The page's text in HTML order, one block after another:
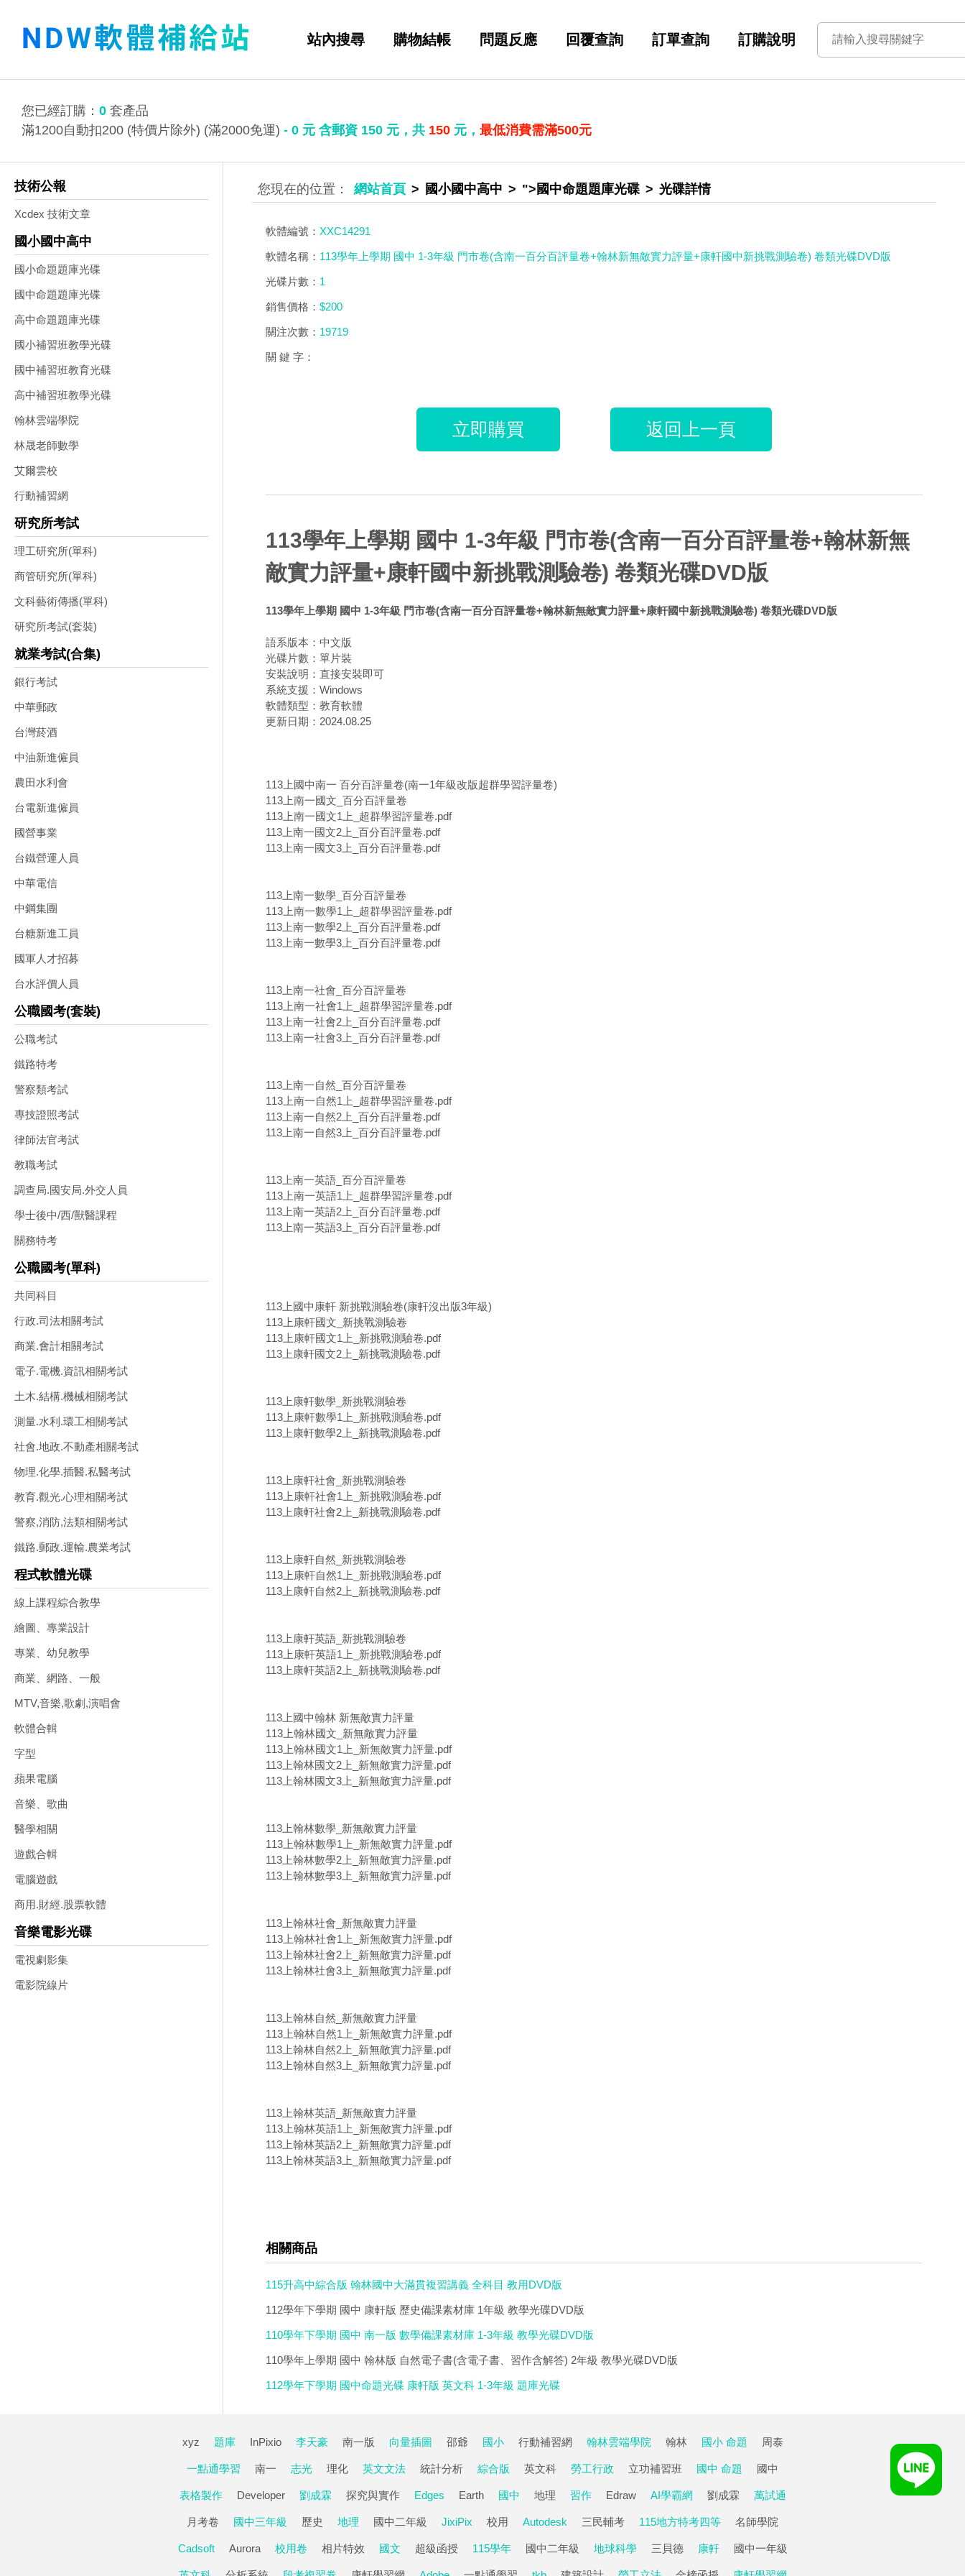
站內搜尋 購物結帳 問題反應 回覆查詢 訂單查詢 訂購說明
您已經訂購： 0 套產品
滿1200自動扣200 (特價片除外) (滿2000免運) - 0 元 含郵資 150 元，共 150 元， 最低消費需滿500元
技術公報
Xcdex 技術文章
國小國中高中
國小命題題庫光碟
國中命題題庫光碟
高中命題題庫光碟
國小補習班教學光碟
國中補習班教育光碟
高中補習班教學光碟
翰林雲端學院
林晟老師數學
艾爾雲校
行動補習網
研究所考試
理工研究所(單科)
商管研究所(單科)
文科藝術傳播(單科)
研究所考試(套裝)
就業考試(合集)
銀行考試
中華郵政
台灣菸酒
中油新進僱員
農田水利會
台電新進僱員
國營事業
台鐵營運人員
中華電信
中鋼集團
台糖新進工員
國軍人才招募
台水評價人員
公職國考(套裝)
公職考試
鐵路特考
警察類考試
專技證照考試
律師法官考試
教職考試
調查局.國安局.外交人員
學士後中/西/獸醫課程
關務特考
公職國考(單科)
共同科目
行政.司法相關考試
商業.會計相關考試
電子.電機.資訊相關考試
土木.結構.機械相關考試
測量.水利.環工相關考試
社會.地政.不動產相關考試
物理.化學.插醫.私醫考試
教育.觀光.心理相關考試
警察,消防,法類相關考試
鐵路.郵政.運輸.農業考試
程式軟體光碟
線上課程綜合教學
繪圖、專業設計
專業、幼兒教學
商業、網路、一般
MTV,音樂,歌劇,演唱會
軟體合輯
字型
蘋果電腦
音樂、歌曲
醫學相關
遊戲合輯
電腦遊戲
商用.財經.股票軟體
音樂電影光碟
電視劇影集
電影院線片
網站首頁 國小國中高中 ">國中命題題庫光碟 光碟詳情
軟體編號：XXC14291
軟體名稱： 113學年上學期 國中 1-3年級 門市卷(含南一百分百評量卷+翰林新無敵實力評量+康軒國中新挑戰測驗卷) 卷類光碟DVD版
光碟片數： 1
銷售價格：$200
關注次數： 19719
關 鍵 字：
立即購買 返回上一頁
113學年上學期 國中 1-3年級 門市卷(含南一百分百評量卷+翰林新無
敵實力評量+康軒國中新挑戰測驗卷) 卷類光碟DVD版
113學年上學期 國中 1-3年級 門市卷(含南一百分百評量卷+翰林新無敵實力評量+康軒國中新挑戰測驗卷) 卷類光碟DVD版
語系版本：中文版
光碟片數：單片裝
安裝說明：直接安裝即可
系統支援：Windows
軟體類型：教育軟體
更新日期：2024.08.25
113上國中南一 百分百評量卷(南一1年級改版超群學習評量卷)
113上南一國文_百分百評量卷
113上南一國文1上_超群學習評量卷.pdf
113上南一國文2上_百分百評量卷.pdf
113上南一國文3上_百分百評量卷.pdf
113上南一數學_百分百評量卷
113上南一數學1上_超群學習評量卷.pdf
113上南一數學2上_百分百評量卷.pdf
113上南一數學3上_百分百評量卷.pdf
113上南一社會_百分百評量卷
113上南一社會1上_超群學習評量卷.pdf
113上南一社會2上_百分百評量卷.pdf
113上南一社會3上_百分百評量卷.pdf
113上南一自然_百分百評量卷
113上南一自然1上_超群學習評量卷.pdf
113上南一自然2上_百分百評量卷.pdf
113上南一自然3上_百分百評量卷.pdf
113上南一英語_百分百評量卷
113上南一英語1上_超群學習評量卷.pdf
113上南一英語2上_百分百評量卷.pdf
113上南一英語3上_百分百評量卷.pdf
113上國中康軒 新挑戰測驗卷(康軒沒出版3年級)
113上康軒國文_新挑戰測驗卷
113上康軒國文1上_新挑戰測驗卷.pdf
113上康軒國文2上_新挑戰測驗卷.pdf
113上康軒數學_新挑戰測驗卷
113上康軒數學1上_新挑戰測驗卷.pdf
113上康軒數學2上_新挑戰測驗卷.pdf
113上康軒社會_新挑戰測驗卷
113上康軒社會1上_新挑戰測驗卷.pdf
113上康軒社會2上_新挑戰測驗卷.pdf
113上康軒自然_新挑戰測驗卷
113上康軒自然1上_新挑戰測驗卷.pdf
113上康軒自然2上_新挑戰測驗卷.pdf
113上康軒英語_新挑戰測驗卷
113上康軒英語1上_新挑戰測驗卷.pdf
113上康軒英語2上_新挑戰測驗卷.pdf
113上國中翰林 新無敵實力評量
113上翰林國文_新無敵實力評量
113上翰林國文1上_新無敵實力評量.pdf
113上翰林國文2上_新無敵實力評量.pdf
113上翰林國文3上_新無敵實力評量.pdf
113上翰林數學_新無敵實力評量
113上翰林數學1上_新無敵實力評量.pdf
113上翰林數學2上_新無敵實力評量.pdf
113上翰林數學3上_新無敵實力評量.pdf
113上翰林社會_新無敵實力評量
113上翰林社會1上_新無敵實力評量.pdf
113上翰林社會2上_新無敵實力評量.pdf
113上翰林社會3上_新無敵實力評量.pdf
113上翰林自然_新無敵實力評量
113上翰林自然1上_新無敵實力評量.pdf
113上翰林自然2上_新無敵實力評量.pdf
113上翰林自然3上_新無敵實力評量.pdf
113上翰林英語_新無敵實力評量
113上翰林英語1上_新無敵實力評量.pdf
113上翰林英語2上_新無敵實力評量.pdf
113上翰林英語3上_新無敵實力評量.pdf
相關商品
115升高中綜合版 翰林國中大滿貫複習講義 全科目 教用DVD版
112學年下學期 國中 康軒版 歷史備課素材庫 1年級 教學光碟DVD版
110學年下學期 國中 南一版 數學備課素材庫 1-3年級 教學光碟DVD版
110學年上學期 國中 翰林版 自然電子書(含電子書、習作含解答) 2年級 教學光碟DVD版
112學年下學期 國中命題光碟 康軒版 英文科 1-3年級 題庫光碟
xyz 題庫 InPixio 李天豪 南一版 向量插圖 邵爺 國小 行動補習網 翰林雲端學院 翰林 國小 命題 周泰
一點通學習 南一 志光 理化 英文文法 統計分析 綜合版 英文科 勞工行政 立功補習班 國中 命題 國中
表格製作 Developer 劉成霖 探究與實作 Edges Earth 國中 地理 習作 Edraw AI學霸網 劉成霖 萬試通
月考卷 國中三年級 歷史 地理 國中二年級 JixiPix 校用 Autodesk 三民輔考 115地方特考四等 名師學院
Cadsoft Aurora 校用卷 相片特效 國文 超級函授 115學年 國中二年級 地球科學 三貝德 康軒 國中一年級